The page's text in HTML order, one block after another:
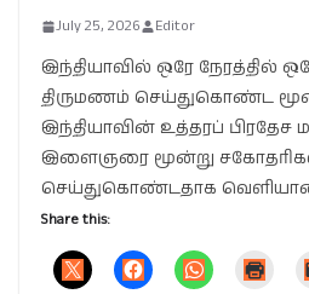
July 25, 2026 Editor
இந்தியாவில் ஒரே
திருமணம் செய்துகொண்ட
இந்தியாவின் உத்தரப் பிரதேச
இளைஞரை மூன்று
செய்துகொண்டதாக
Share this: